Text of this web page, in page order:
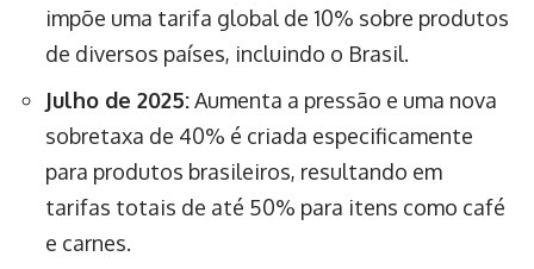
impõe uma tarifa global de 10% sobre produtos
de diversos países, incluindo o Brasil.
Julho de 2025:Aumenta a pressão e uma nova
sobretaxa de 40% é criada especificamente
para produtos brasileiros, resultando em
tarifas totais de até 50% para itens como café
e carnes.